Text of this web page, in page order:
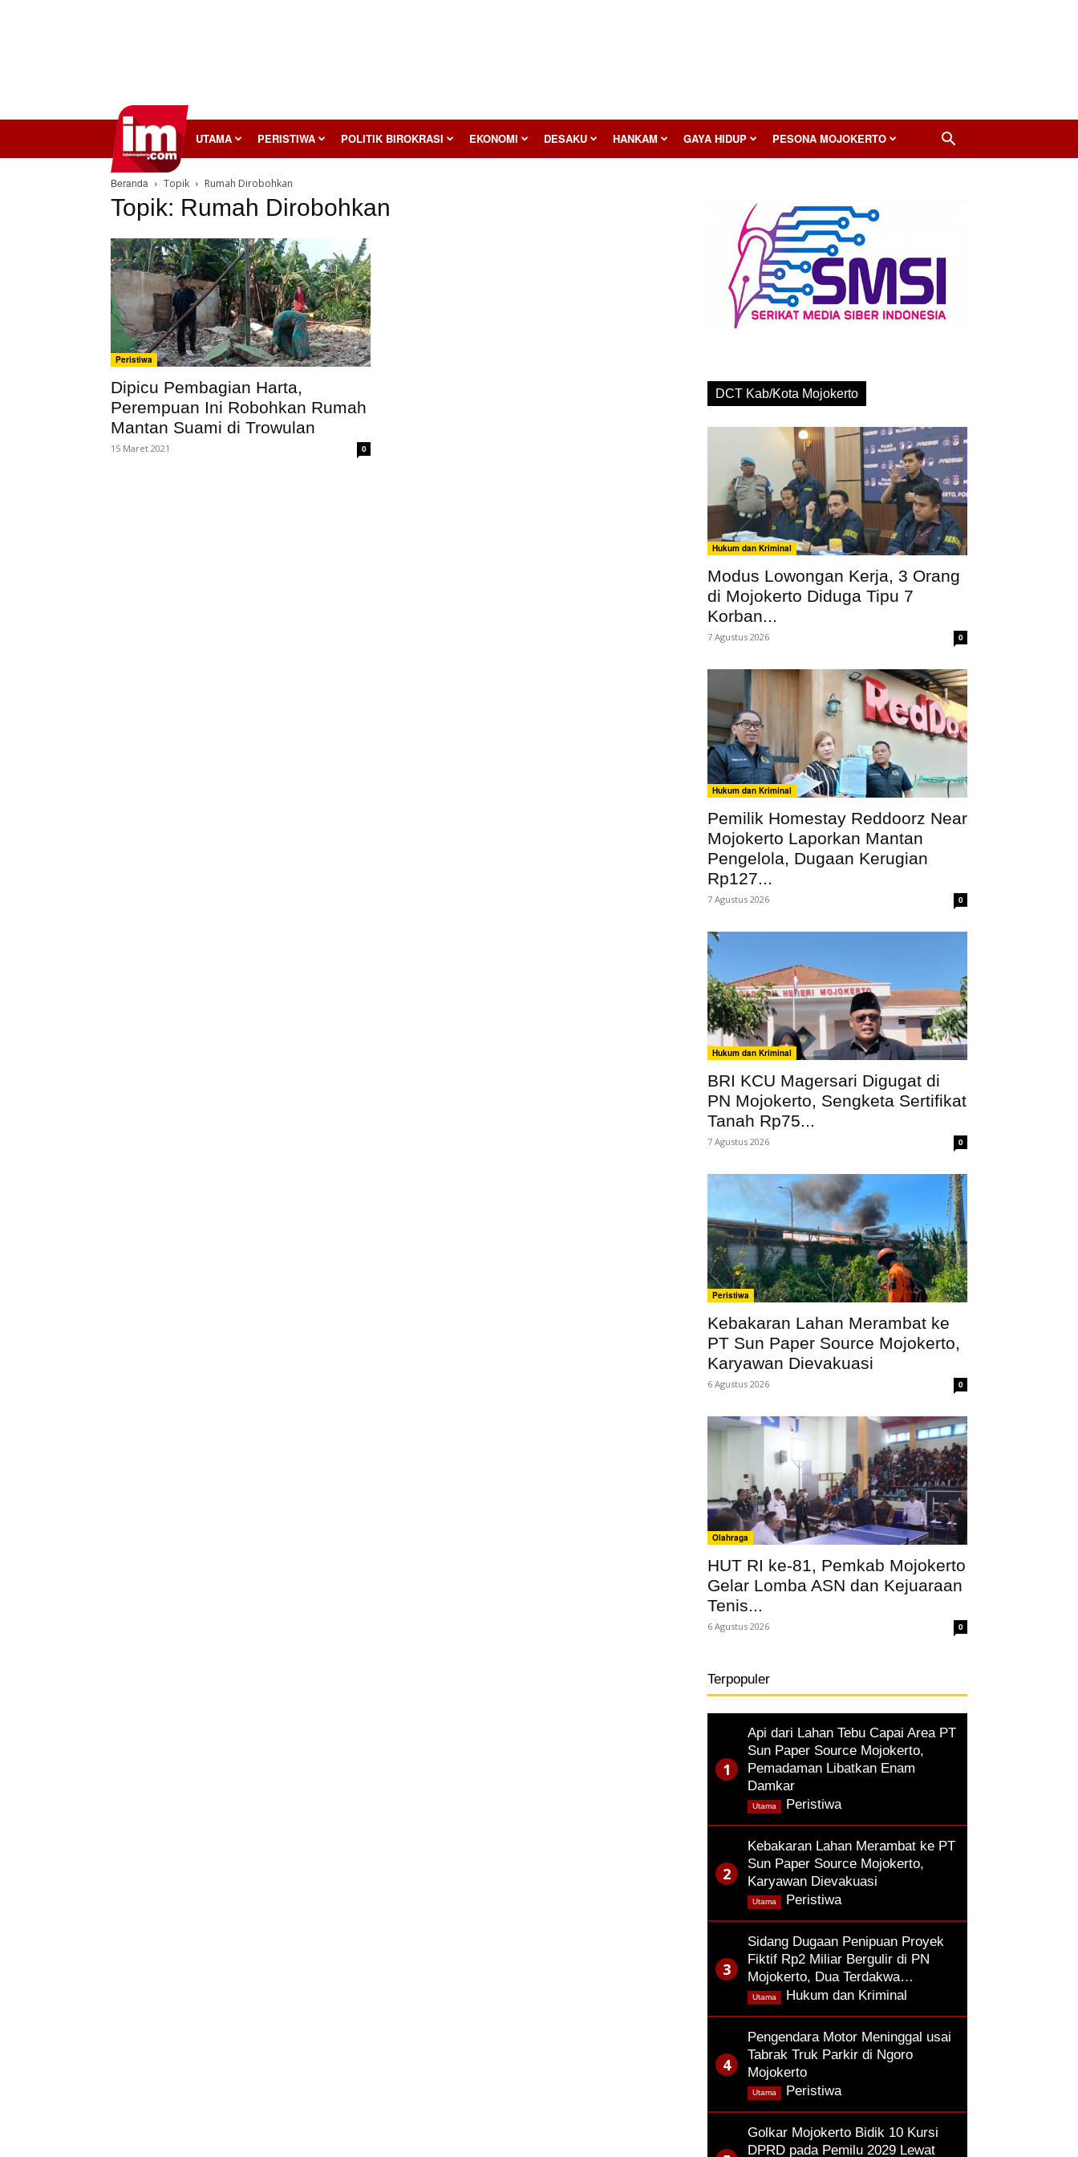
InilahMojokerto UTAMA PERISTIWA POLITIK BIROKRASI EKONOMI DESAKU HANKAM GAYA HIDUP PESONA MOJOKERTO
Beranda Topik Rumah Dirobohkan
Topik: Rumah Dirobohkan
Peristiwa
Dipicu Pembagian Harta,
Perempuan Ini Robohkan Rumah
Mantan Suami di Trowulan
15 Maret 2021 0
DCT Kab/Kota Mojokerto
Hukum dan Kriminal
Modus Lowongan Kerja, 3 Orang
di Mojokerto Diduga Tipu 7
Korban...
7 Agustus 2026 0
Hukum dan Kriminal
Pemilik Homestay Reddoorz Near
Mojokerto Laporkan Mantan
Pengelola, Dugaan Kerugian
Rp127...
7 Agustus 2026 0
Hukum dan Kriminal
BRI KCU Magersari Digugat di
PN Mojokerto, Sengketa Sertifikat
Tanah Rp75...
7 Agustus 2026 0
Peristiwa
Kebakaran Lahan Merambat ke
PT Sun Paper Source Mojokerto,
Karyawan Dievakuasi
6 Agustus 2026 0
Olahraga
HUT RI ke-81, Pemkab Mojokerto
Gelar Lomba ASN dan Kejuaraan
Tenis...
6 Agustus 2026 0
Terpopuler
Api dari Lahan Tebu Capai Area PT
Sun Paper Source Mojokerto,
Pemadaman Libatkan Enam
Damkar
Peristiwa,
Utama
Kebakaran Lahan Merambat ke PT
Sun Paper Source Mojokerto,
Karyawan Dievakuasi
Peristiwa,
Utama
Sidang Dugaan Penipuan Proyek
Fiktif Rp2 Miliar Bergulir di PN
Mojokerto, Dua Terdakwa…
Hukum dan Kriminal
Utama
Pengendara Motor Meninggal usai
Tabrak Truk Parkir di Ngoro
Mojokerto
Peristiwa,
Utama
Golkar Mojokerto Bidik 10 Kursi
DPRD pada Pemilu 2029 Lewat